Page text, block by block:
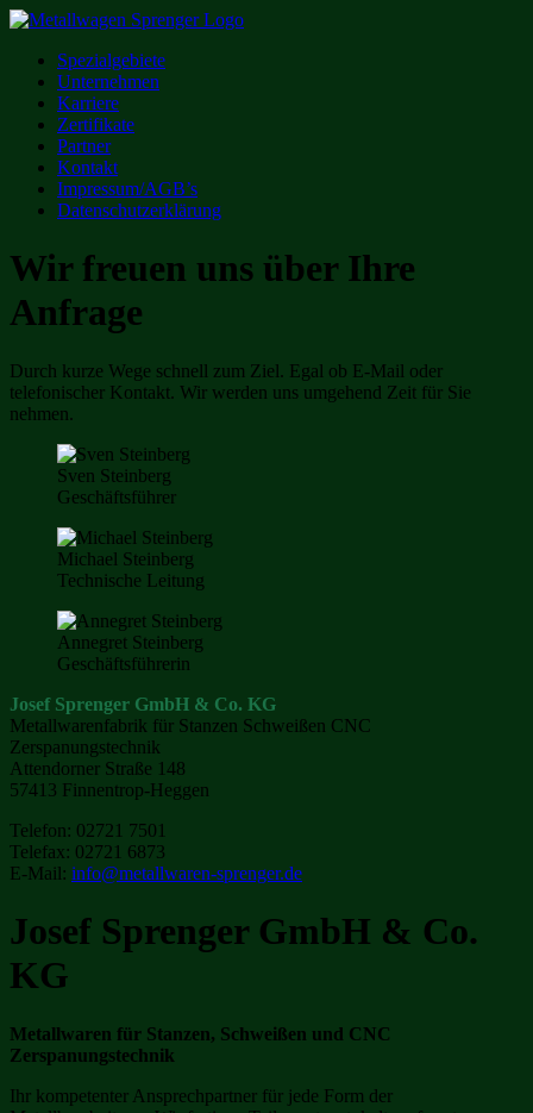
Skip
contentSpezialgebiete
Unternehmen
Karriere
Zertifikate
Partner
Kontakt
Impressum/AGB’s
Datenschutzerklärung
Wir freuen uns über Ihre
Anfrage
Durch kurze Wege schnell zum Ziel. Egal ob E-Mail oder
telefonischer Kontakt. Wir werden uns umgehend Zeit für Sie
nehmen.
Sven Steinberg
Geschäftsführer
Michael Steinberg
Technische Leitung
Annegret Steinberg
Geschäftsführerin
Josef Sprenger GmbH & Co. KG
Metallwarenfabrik für Stanzen Schweißen CNC
Zerspanungstechnik
Attendorner Straße 148
57413 Finnentrop-Heggen
Telefon: 02721 7501
Telefax: 02721 6873
E-Mail: info@metallwaren-sprenger.de
Josef Sprenger GmbH & Co.
KG
Metallwaren für Stanzen, Schweißen und CNC
Zerspanungstechnik
Ihr kompetenter Ansprechpartner für jede Form der